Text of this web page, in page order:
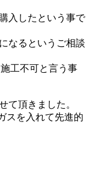
入したという事で
なるというご相談
工不可と言う事
て頂きました。
スを入れて先進的